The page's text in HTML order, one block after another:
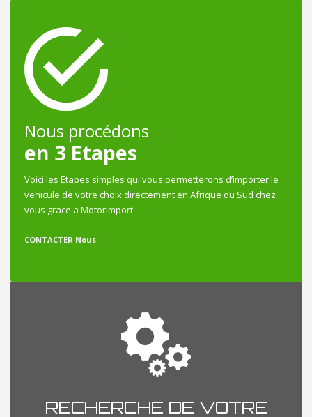
Nous procédons
en 3 Etapes
Voici les Etapes simples qui vous permetterons d’importer le
vehicule de votre choix directement en Afrique du Sud chez
vous grace a Motorimport
CONTACTER Nous
RECHERCHE DE VOTRE